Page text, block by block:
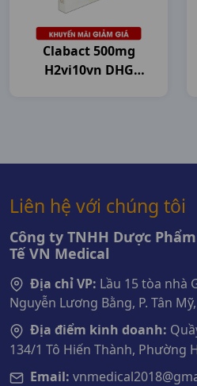
Clabact 500mg
H2vi10vn DHG
Liên hệ với chúng tôi
Công ty TNHH Dược
Tế VN Medical
Địa chỉ VP: Lầu 15 tòa nhà
Nguyễn Lương Bằng, P. Tân
Địa điểm kinh doanh:
134/1 Tô Hiến Thành, Phường
Email: